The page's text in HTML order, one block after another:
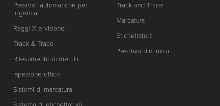
Pesatrici automatiche per
logistica
Raggi X e visione
Track & Trace
Rilevamento di metalli
Ispezione ottica
Sistemi di marcatura
Track and Trace
Marcatura
Etichettatura
Pesatura dinamica